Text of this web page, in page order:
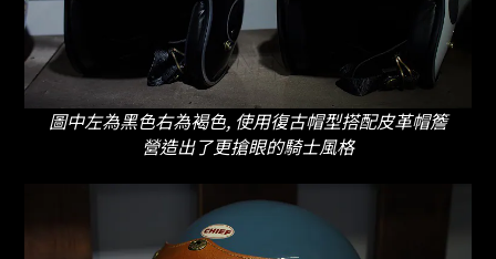
圖中左為黑色右為褐色, 使用復古帽型搭配皮革帽簷
營造出了更搶眼的騎士風格